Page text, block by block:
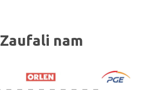
Zaufali nam